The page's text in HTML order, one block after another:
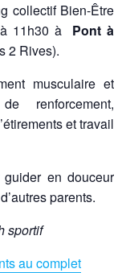
collectif Bien-Être
11h30 à Pont à
2 Rives).
musculaire et
renforcement,
et travail
en douceur
parents.
sportif
au complet